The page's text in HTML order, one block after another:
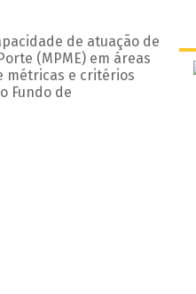
de atuação de
(MPME) em áreas
métricas e critérios
Fundo de